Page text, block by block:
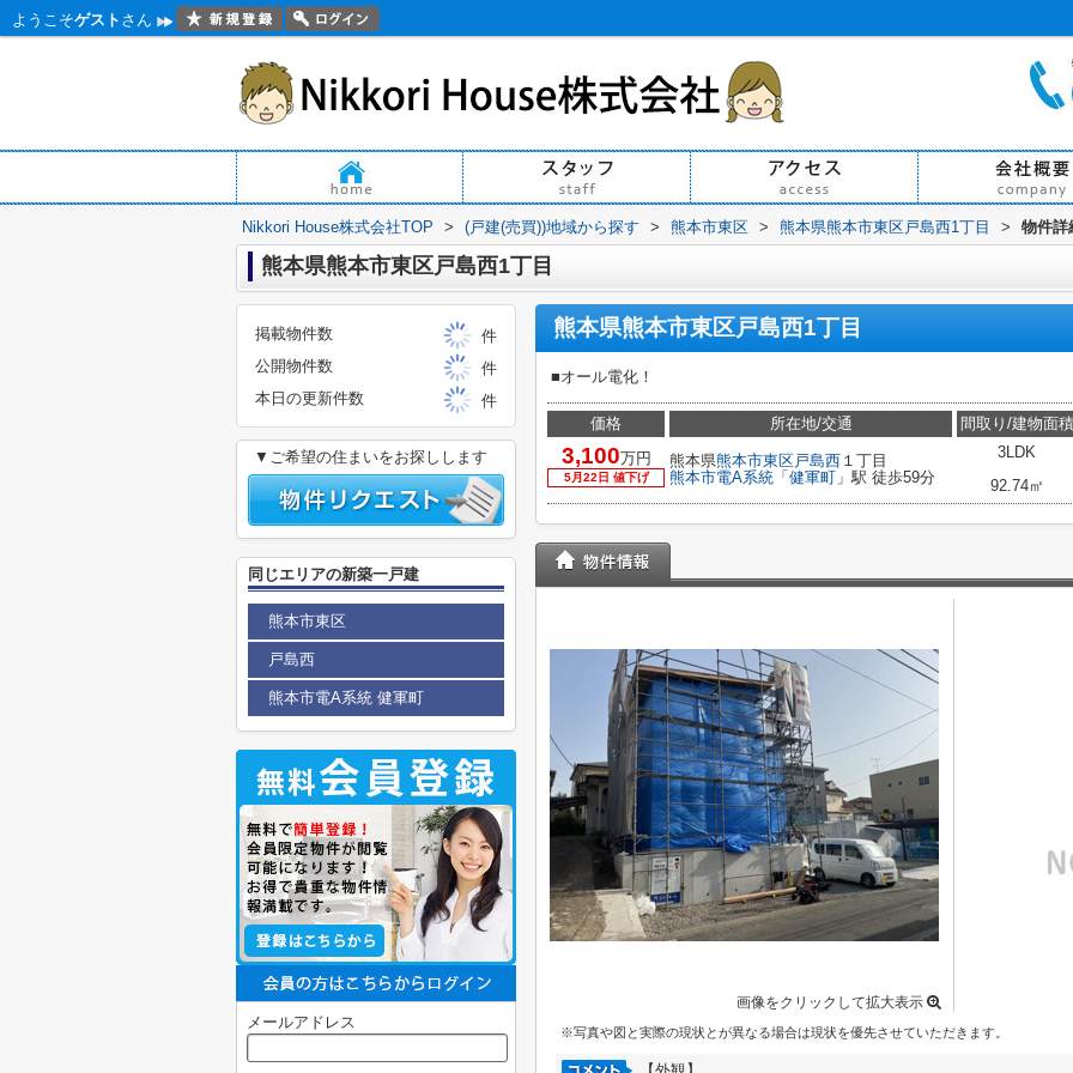
ようこそゲスト さん
Nikkori House株式会社TOP > (戸建(売買))地域から探す > 熊本市東区 > 熊本県熊本市東区戸島西1丁目 > 物件詳
熊本県熊本市東区戸島西1丁目
熊本県熊本市東区戸島西1丁目
■オール電化！
価格
3,100万円
5月22日 値下げ
所在地/交通
熊本県熊本市東区戸島西 １丁目
熊本市電A系統 「 健軍町 」駅 徒歩59分
間取り/建物面積
3LDK
92.74㎡
画像をクリックして拡大表示
※写真や図と実際の現状とが異なる場合は現状を優先させていただきます。
掲載物件数
件
公開物件数
件
本日の更新件数
件
▼ご希望の住まいをお探しします
同じエリアの新築一戸建
熊本市東区
戸島西
熊本市電A系統 健軍町
メールアドレス